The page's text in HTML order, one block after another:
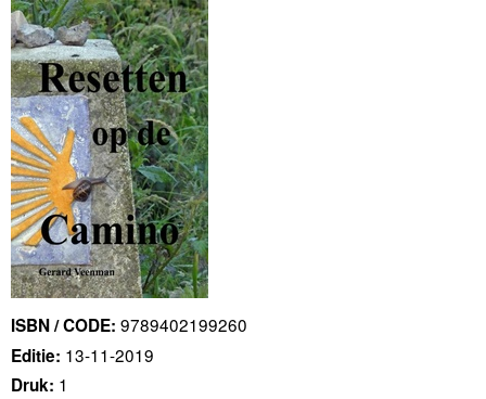
ISBN / CODE: 9789402199260
Editie: 13-11-2019
Druk: 1